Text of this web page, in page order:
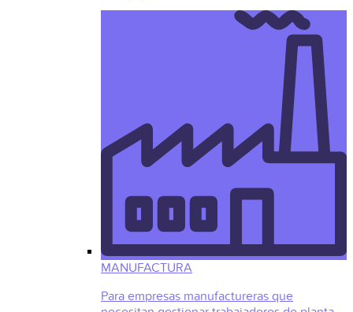
MANUFACTURA
Para empresas manufactureras que